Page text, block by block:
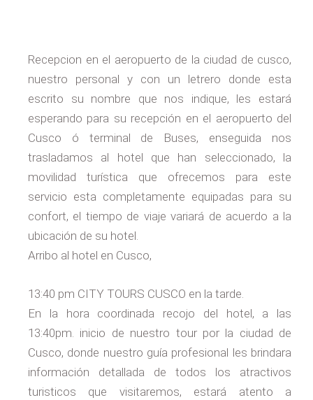
Recepcion en el aeropuerto de la ciudad de cusco,
nuestro personal y con un letrero donde esta
escrito su nombre que nos indique, les estará
esperando para su recepción en el aeropuerto del
Cusco ó terminal de Buses, enseguida nos
trasladamos al hotel que han seleccionado, la
movilidad turística que ofrecemos para este
servicio esta completamente equipadas para su
confort, el tiempo de viaje variará de acuerdo a la
ubicación de su hotel.
Arribo al hotel en Cusco,
13:40 pm CITY TOURS CUSCO en la tarde.
En la hora coordinada recojo del hotel, a las
13:40pm. inicio de nuestro tour por la ciudad de
Cusco, donde nuestro guía profesional les brindara
información detallada de todos los atractivos
turisticos que visitaremos, estará atento a